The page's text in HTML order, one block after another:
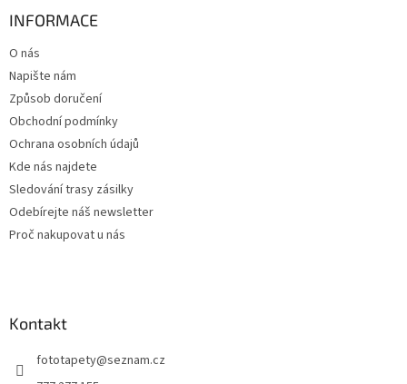
INFORMACE
O nás
Napište nám
Způsob doručení
Obchodní podmínky
Ochrana osobních údajů
Kde nás najdete
Sledování trasy zásilky
Odebírejte náš newsletter
Proč nakupovat u nás
Kontakt
fototapety@seznam.cz